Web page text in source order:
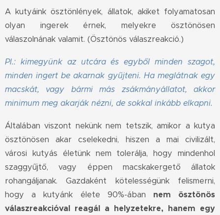
A kutyáink ösztönlények, állatok, akiket folyamatosan
olyan ingerek érnek, melyekre ösztönösen
válaszolnának valamit. (Ösztönös válaszreakció.)
Pl.: kimegyünk az utcára és egyből minden szagot,
minden ingert be akarnak gyűjteni. Ha meglátnak egy
macskát, vagy bármi más zsákmányállatot, akkor
minimum meg akarják nézni, de sokkal inkább elkapni.
Általában viszont nekünk nem tetszik, amikor a kutya
ösztönösen akar cselekedni, hiszen a mai civilizált,
városi kutyás életünk nem tolerálja, hogy mindenhol
szaggyűjtő, vagy éppen macskakergető állatok
rohangáljanak. Gazdaként kötelességünk felismerni,
hogy a kutyánk élete 90%-ában nem ösztönös
válaszreakcióval reagál a helyzetekre, hanem egy